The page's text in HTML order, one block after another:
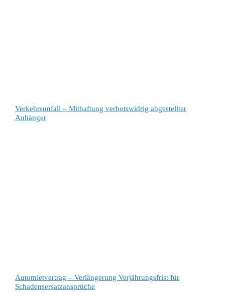
Verkehrsunfall – Mithaftung verbotswidrig abgestellter
Anhänger
Automietvertrag – Verlängerung Verjährungsfrist für
Schadensersatzansprüche